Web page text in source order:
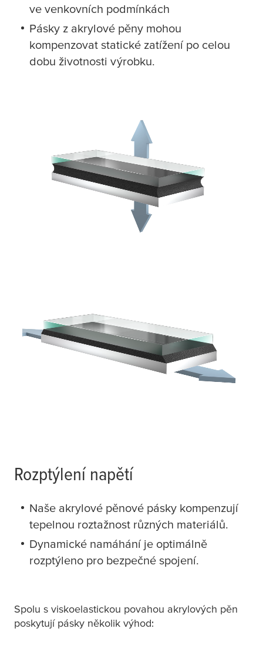
ve venkovních podmínkách
Pásky z akrylové pěny mohou
kompenzovat statické zatížení po celou
dobu životnosti výrobku.
Rozptýlení napětí
Naše akrylové pěnové pásky kompenzují
tepelnou roztažnost různých materiálů.
Dynamické namáhání je optimálně
rozptýleno pro bezpečné spojení.
Spolu s viskoelastickou povahou akrylových pěn
poskytují pásky několik výhod: